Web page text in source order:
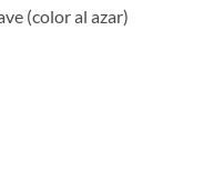
(color al azar)